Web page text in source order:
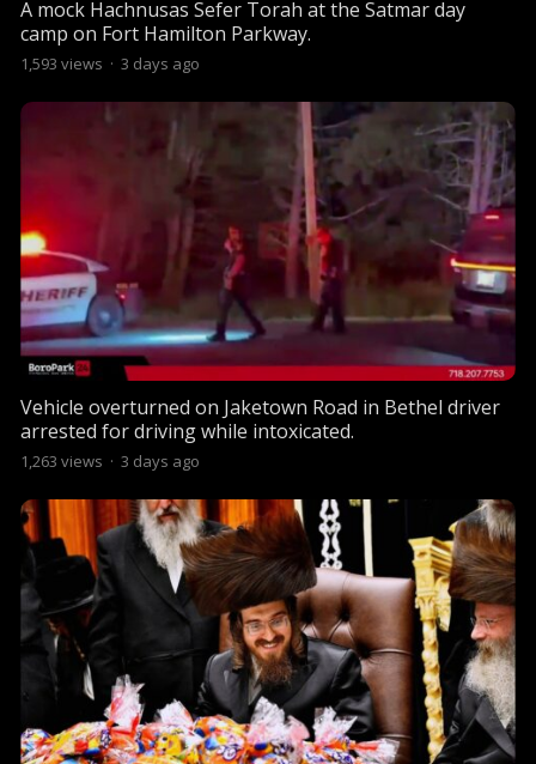
A mock Hachnusas Sefer Torah at the Satmar day
camp on Fort Hamilton Parkway.
1,593 views · 3 days ago
Vehicle overturned on Jaketown Road in Bethel driver
arrested for driving while intoxicated.
1,263 views · 3 days ago